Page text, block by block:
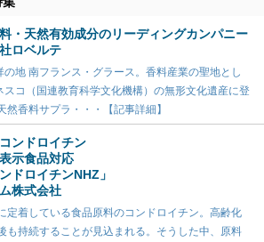
・天然有効成分のリーディングカンパニー
ロベルテ
の地 南フランス・グラース。香料産業の聖地とし
スコ（国連教育科学文化機構）の無形文化遺産に登
香料サプラ・・・【記事詳細】
ンドロイチン
示食品対応
ンドロイチンNHZ」
株式会社
定着している食品原料のコンドロイチン。高齢化
も持続することが見込まれる。そうした中、原料